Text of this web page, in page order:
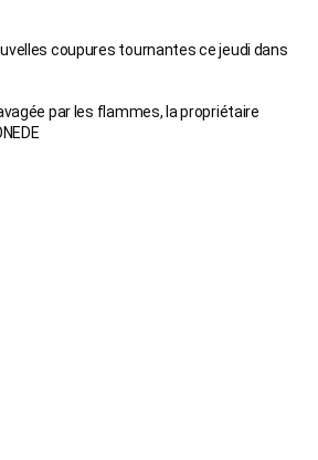
coupures tournantes ce jeudi dans
par les flammes, la propriétaire